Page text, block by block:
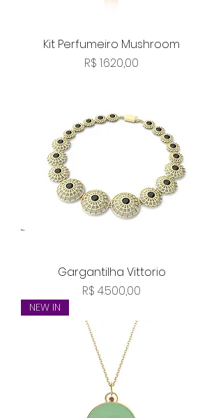
Kit Perfumeiro Mushroom
Preço
R$ 1.620,00
Gargantilha Vittorio
Preço
R$ 4.500,00
NEW IN